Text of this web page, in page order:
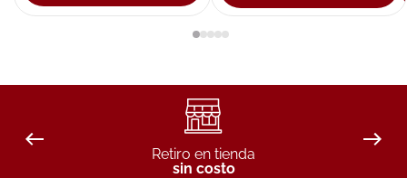
Retiro en tienda
sin costo